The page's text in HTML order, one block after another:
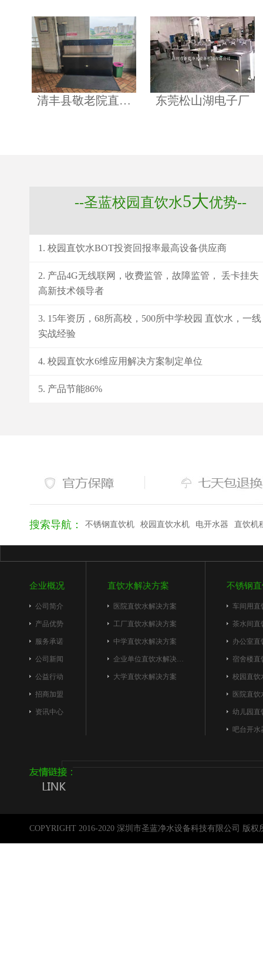
清丰县敬老院直… 东莞松山湖电子厂
--圣蓝校园直饮水5大优势--
校园直饮水BOT投资回报率最高设备供应商
产品4G无线联网，收费监管，故障监管， 丢卡挂失
高新技术领导者
15年资历，68所高校，500所中学校园 直饮水，一线
实战经验
校园直饮水6维应用解决方案制定单位
产品节能86%
搜索导航： 不锈钢直饮机 校园直饮水机 电开水器 直饮机
企业概况
公司简介
产品优势
服务承诺
公司新闻
公益行动
招商加盟
资讯中心
直饮水解决方案
医院直饮水解决方案
工厂直饮水解决方案
中学直饮水解决方案
企业单位直饮水解决…
大学直饮水解决方案
不锈钢
车间用直
茶水间直
办公室直
宿舍楼直
校园直饮
医院直饮
幼儿园直
吧台开水
COPYRIGHT 2016-2020 深圳市圣蓝净水设备科技有限公司 版